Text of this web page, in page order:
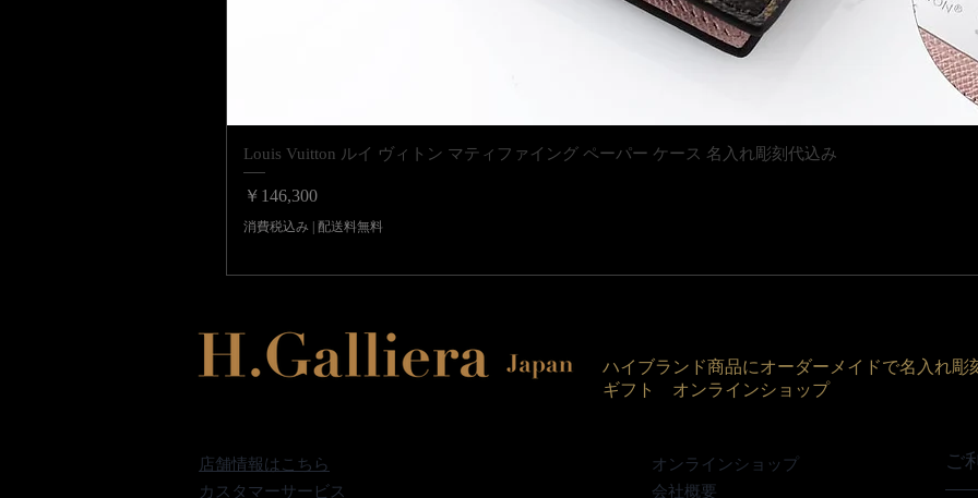
クイックビュー
Louis Vuitton ルイ ヴィトン マティファイング ペーパー ケース 名入れ彫刻代込み
価格
￥146,300
消費税込み | 配送料無料
ハイブランド商品にオーダーメイドで名入れ彫
ギフト オンラインショップ
店舗情報はこちら
カスタマーサービス
オンラインショップ
会社概要
ご